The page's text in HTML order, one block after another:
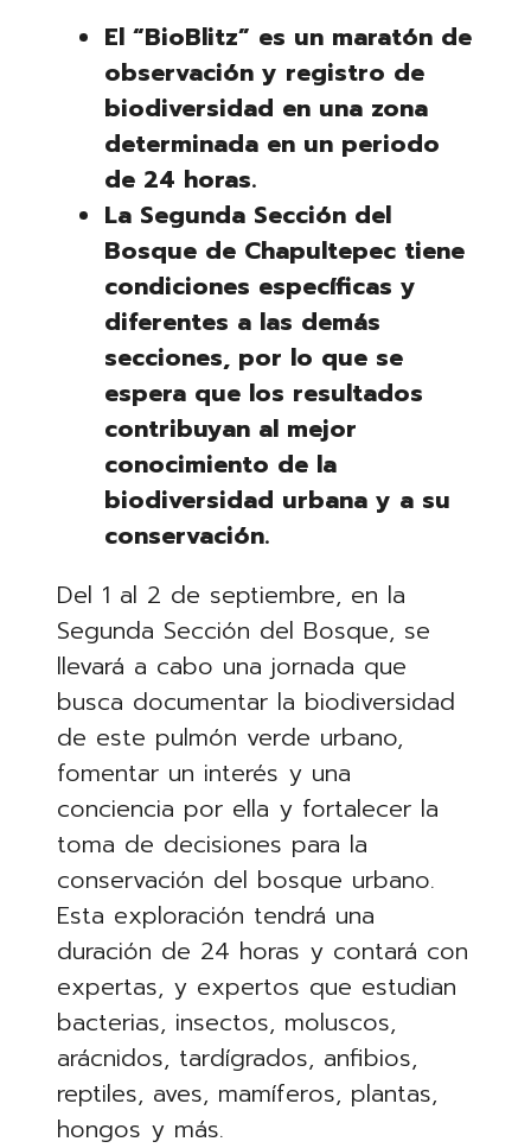
El “BioBlitz” es un maratón de
observación y registro de
biodiversidad en una zona
determinada en un periodo
de 24 horas.
La Segunda Sección del
Bosque de Chapultepec tiene
condiciones específicas y
diferentes a las demás
secciones, por lo que se
espera que los resultados
contribuyan al mejor
conocimiento de la
biodiversidad urbana y a su
conservación.
Del 1 al 2 de septiembre, en la
Segunda Sección del Bosque, se
llevará a cabo una jornada que
busca documentar la biodiversidad
de este pulmón verde urbano,
fomentar un interés y una
conciencia por ella y fortalecer la
toma de decisiones para la
conservación del bosque urbano.
Esta exploración tendrá una
duración de 24 horas y contará con
expertas, y expertos que estudian
bacterias, insectos, moluscos,
arácnidos, tardígrados, anfibios,
reptiles, aves, mamíferos, plantas,
hongos y más.